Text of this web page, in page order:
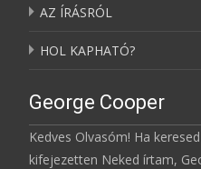
AZ ÍRÁSRÓL
HOL KAPHATÓ?
George Cooper
Kedves Olvasóm! Ha
kifejezetten Neked írtam,